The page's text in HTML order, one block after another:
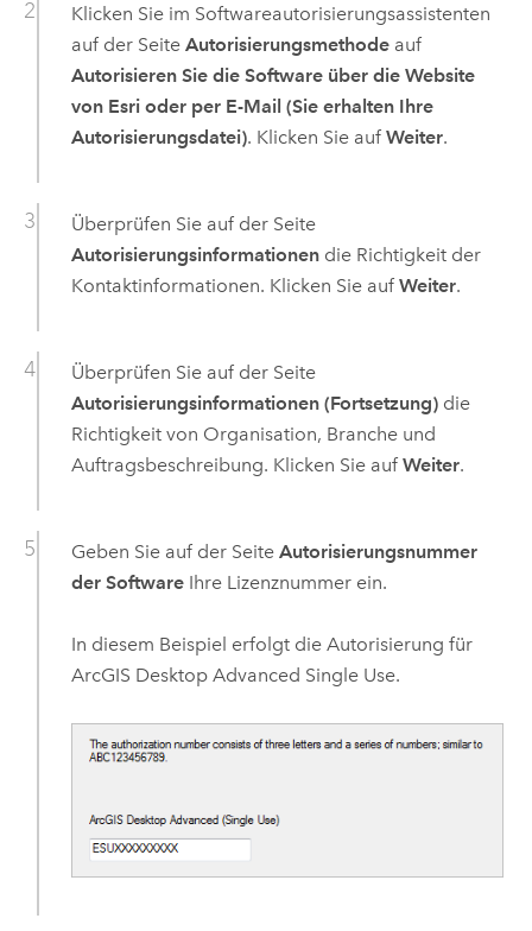
Klicken Sie im Softwareautorisierungsassistenten
auf der Seite Autorisierungsmethodeauf
Autorisieren Sie die Software über die Website
von Esri oder per E-Mail (Sie erhalten Ihre
Autorisierungsdatei). Klicken Sie auf Weiter.
Überprüfen Sie auf der Seite
Autorisierungsinformationendie Richtigkeit der
Kontaktinformationen. Klicken Sie auf Weiter.
Überprüfen Sie auf der Seite
Autorisierungsinformationen (Fortsetzung)die
Richtigkeit von Organisation, Branche und
Auftragsbeschreibung. Klicken Sie auf Weiter.
Geben Sie auf der Seite Autorisierungsnummer
der SoftwareIhre Lizenznummer ein.
In diesem Beispiel erfolgt die Autorisierung für
ArcGIS Desktop Advanced Single Use.